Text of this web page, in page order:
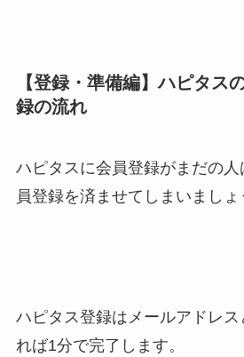
【登録・準備編】ハピタス
録の流れ
ハピタスに会員登録がまだの
員登録を済ませてしまいましょ
ハピタス登録はメールアドレ
れば1分で完了します。